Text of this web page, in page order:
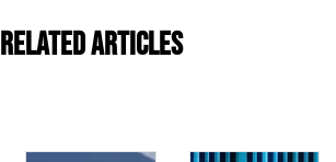
Related Articles